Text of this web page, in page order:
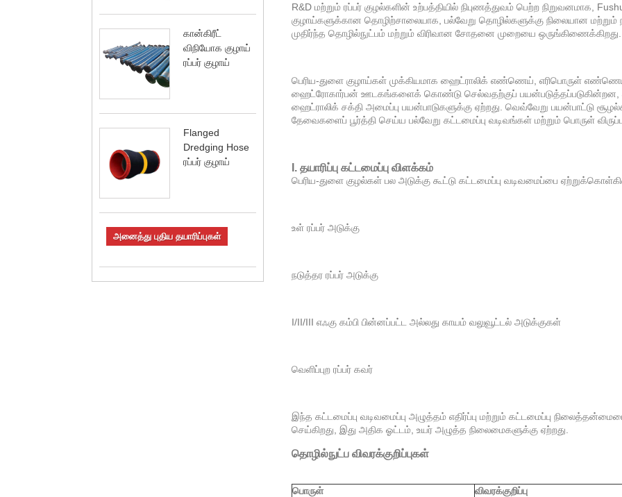
கான்கிரீட்
விநியோக குழாய்
ரப்பர் குழாய்
Flanged
Dredging Hose
ரப்பர் குழாய்
அனைத்து புதிய தயாரிப்புகள்
R&D மற்றும் ரப்பர் குழல்களின் உற்பத்தியில் நிபுணத்துவம் பெற்ற நிறுவனமாக,
குழாய்களுக்கான தொழிற்சாலையாக, பல்வேறு தொழில்களுக்கு நிலையான
முதிர்ந்த தொழில்நுட்பம் மற்றும் விரிவான சோதனை முறையை ஒருங்கிணைக்கிறது.
பெரிய-துளை குழாய்கள் முக்கியமாக ஹைட்ராலிக் எண்ணெய், எரிபொருள்
ஹைட்ரோகார்பன் ஊடகங்களைக் கொண்டு செல்வதற்குப் பயன்படுத்தப்படுகின்றன,
ஹைட்ராலிக் சக்தி அமைப்பு பயன்பாடுகளுக்கு ஏற்றது. வெவ்வேறு பயன்பாட்டு
தேவைகளைப் பூர்த்தி செய்ய பல்வேறு கட்டமைப்பு வடிவங்கள் மற்றும் பொருள்
I. தயாரிப்பு கட்டமைப்பு விளக்கம்
பெரிய-துளை குழல்கள் பல அடுக்கு கூட்டு கட்டமைப்பு வடிவமைப்பை
உள் ரப்பர் அடுக்கு
நடுத்தர ரப்பர் அடுக்கு
I/II/III எஃகு கம்பி பின்னப்பட்ட அல்லது காயம் வலுவூட்டல் அடுக்குகள்
வெளிப்புற ரப்பர் கவர்
இந்த கட்டமைப்பு வடிவமைப்பு அழுத்தம் எதிர்ப்பு மற்றும் கட்டமைப்பு
செய்கிறது, இது அதிக ஓட்டம், உயர் அழுத்த நிலைமைகளுக்கு ஏற்றது.
தொழில்நுட்ப விவரக்குறிப்புகள்
பொருள்
விவரக்குறிப்பு